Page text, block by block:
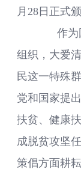
月28日正式颁
作为国
组织，大爱
民这一特殊
党和国家提
扶贫、健康
成脱贫攻坚
策倡方面耕